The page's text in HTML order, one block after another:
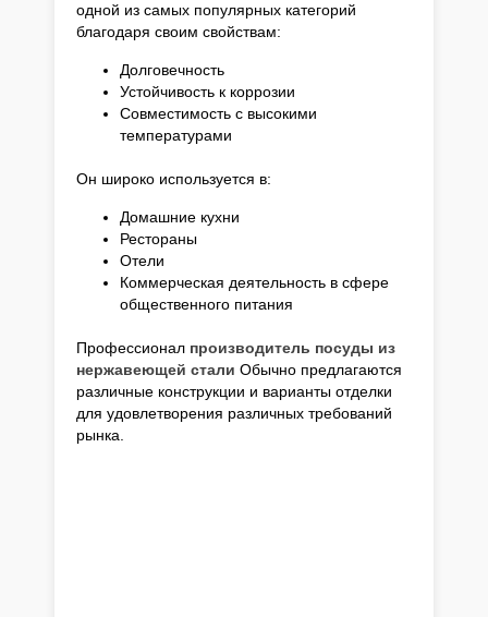
одной из самых популярных категорий
благодаря своим свойствам:
Долговечность
Устойчивость к коррозии
Совместимость с высокими
температурами
Он широко используется в:
Домашние кухни
Рестораны
Отели
Коммерческая деятельность в сфере
общественного питания
Профессионал производитель посуды из
нержавеющей стали Обычно предлагаются
различные конструкции и варианты отделки
для удовлетворения различных требований
рынка.